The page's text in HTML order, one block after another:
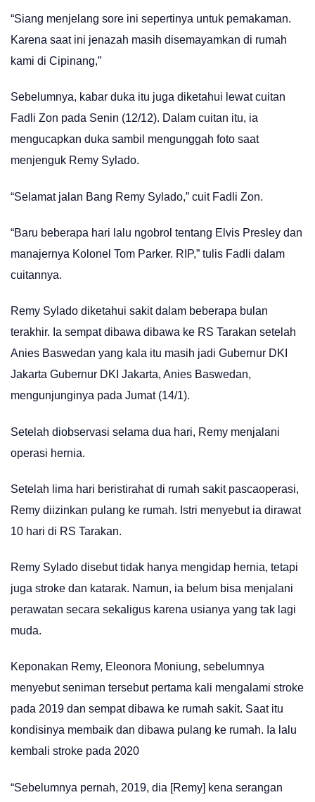
“Siang menjelang sore ini sepertinya untuk pemakaman.
Karena saat ini jenazah masih disemayamkan di rumah
kami di Cipinang,”
Sebelumnya, kabar duka itu juga diketahui lewat cuitan
Fadli Zon pada Senin (12/12). Dalam cuitan itu, ia
mengucapkan duka sambil mengunggah foto saat
menjenguk Remy Sylado.
“Selamat jalan Bang Remy Sylado,” cuit Fadli Zon.
“Baru beberapa hari lalu ngobrol tentang Elvis Presley dan
manajernya Kolonel Tom Parker. RIP,” tulis Fadli dalam
cuitannya.
Remy Sylado diketahui sakit dalam beberapa bulan
terakhir. Ia sempat dibawa dibawa ke RS Tarakan setelah
Anies Baswedan yang kala itu masih jadi Gubernur DKI
Jakarta Gubernur DKI Jakarta, Anies Baswedan,
mengunjunginya pada Jumat (14/1).
Setelah diobservasi selama dua hari, Remy menjalani
operasi hernia.
Setelah lima hari beristirahat di rumah sakit pascaoperasi,
Remy diizinkan pulang ke rumah. Istri menyebut ia dirawat
10 hari di RS Tarakan.
Remy Sylado disebut tidak hanya mengidap hernia, tetapi
juga stroke dan katarak. Namun, ia belum bisa menjalani
perawatan secara sekaligus karena usianya yang tak lagi
muda.
Keponakan Remy, Eleonora Moniung, sebelumnya
menyebut seniman tersebut pertama kali mengalami stroke
pada 2019 dan sempat dibawa ke rumah sakit. Saat itu
kondisinya membaik dan dibawa pulang ke rumah. Ia lalu
kembali stroke pada 2020
“Sebelumnya pernah, 2019, dia [Remy] kena serangan